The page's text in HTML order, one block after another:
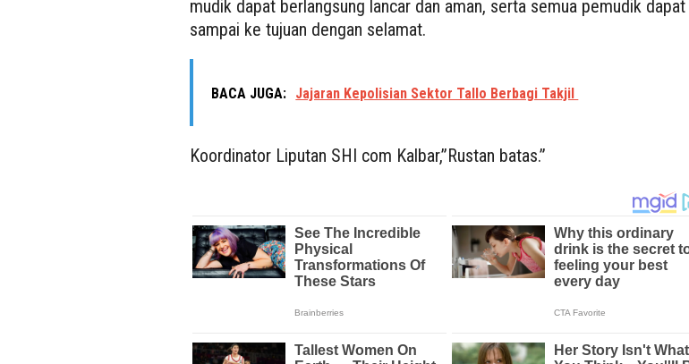
mudik dapat berlangsung lancar dan aman, serta semua pemudik dapat
sampai ke tujuan dengan selamat.
BACA JUGA: Jajaran Kepolisian Sektor Tallo Berbagi Takjil
Koordinator Liputan SHI com Kalbar,”Rustan batas.”